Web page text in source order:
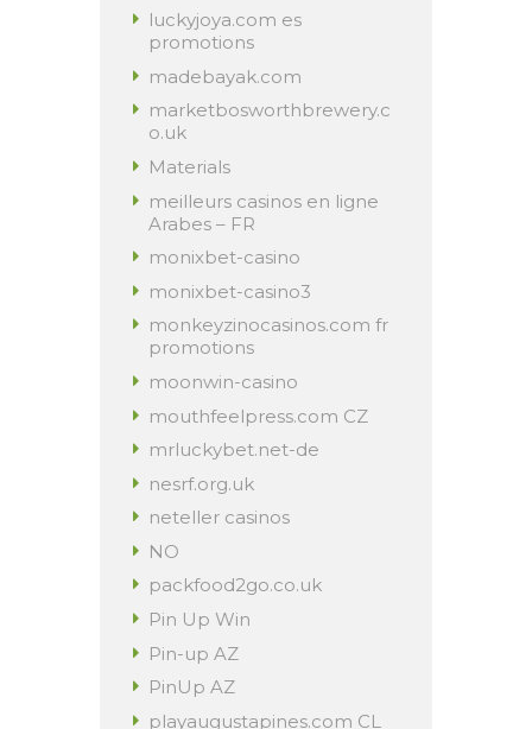
luckyjoya.com es
promotions
madebayak.com
marketbosworthbrewery.c
o.uk
Materials
meilleurs casinos en ligne
Arabes – FR
monixbet-casino
monixbet-casino3
monkeyzinocasinos.com fr
promotions
moonwin-casino
mouthfeelpress.com CZ
mrluckybet.net-de
nesrf.org.uk
neteller casinos
NO
packfood2go.co.uk
Pin Up Win
Pin-up AZ
PinUp AZ
playaugustapines.com CL